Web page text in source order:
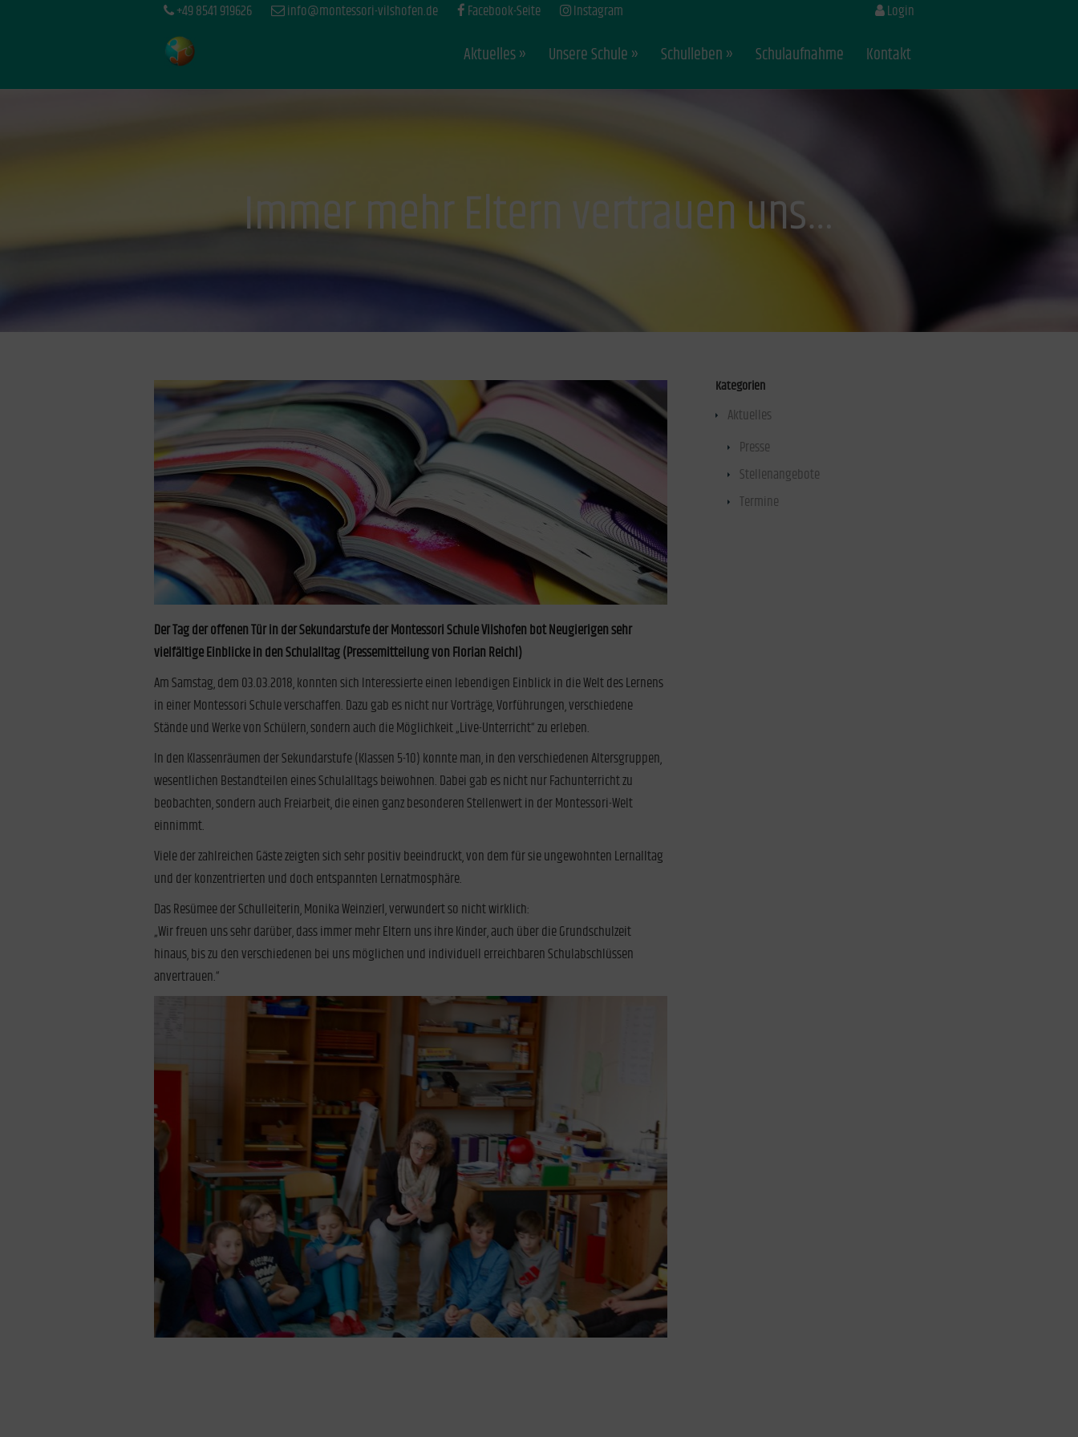
Login
+49 8541 919626 info@montessori-vilshofen.de Facebook-Seite Instagram
Aktuelles Unsere Schule Schulleben Schulaufnahme Kontakt
Immer mehr Eltern vertrauen uns…
Der Tag der offenen Tür in der Sekundarstufe der Montessori Schule Vilshofen bot Neugierigen sehr
vielfältige Einblicke in den Schulalltag (Pressemitteilung von Florian Reichl)
Am Samstag, dem 03.03.2018, konnten sich Interessierte einen lebendigen Einblick in die Welt des Lernens
in einer Montessori Schule verschaffen. Dazu gab es nicht nur Vorträge, Vorführungen, verschiedene
Stände und Werke von Schülern, sondern auch die Möglichkeit „Live-Unterricht“ zu erleben.
In den Klassenräumen der Sekundarstufe (Klassen 5-10) konnte man, in den verschiedenen Altersgruppen,
wesentlichen Bestandteilen eines Schulalltags beiwohnen. Dabei gab es nicht nur Fachunterricht zu
beobachten, sondern auch Freiarbeit, die einen ganz besonderen Stellenwert in der Montessori-Welt
einnimmt.
Viele der zahlreichen Gäste zeigten sich sehr positiv beeindruckt, von dem für sie ungewohnten Lernalltag
und der konzentrierten und doch entspannten Lernatmosphäre.
Das Resümee der Schulleiterin, Monika Weinzierl, verwundert so nicht wirklich:
„Wir freuen uns sehr darüber, dass immer mehr Eltern uns ihre Kinder, auch über die Grundschulzeit
hinaus, bis zu den verschiedenen bei uns möglichen und individuell erreichbaren Schulabschlüssen
anvertrauen.“
Kategorien
Aktuelles
Presse
Stellenangebote
Termine